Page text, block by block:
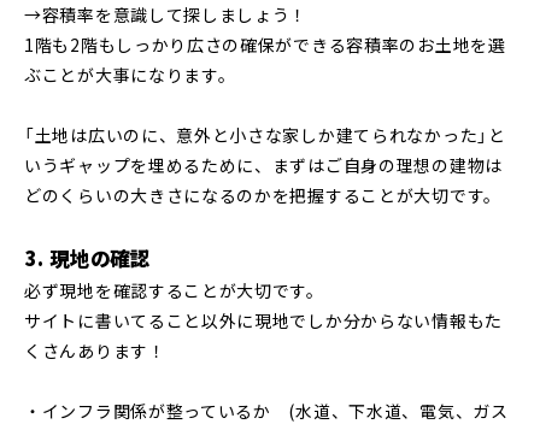
→容積率を意識して探しましょう！
1階も2階もしっかり広さの確保ができる容積率のお土地を選
ぶことが大事になります。
「土地は広いのに、意外と小さな家しか建てられなかった」と
いうギャップを埋めるために、まずはご自身の理想の建物は
どのくらいの大きさになるのかを把握することが大切です。
3. 現地の確認
必ず現地を確認することが大切です。
サイトに書いてること以外に現地でしか分からない情報もた
くさんあります！
・インフラ関係が整っているか (水道、下水道、電気、ガス